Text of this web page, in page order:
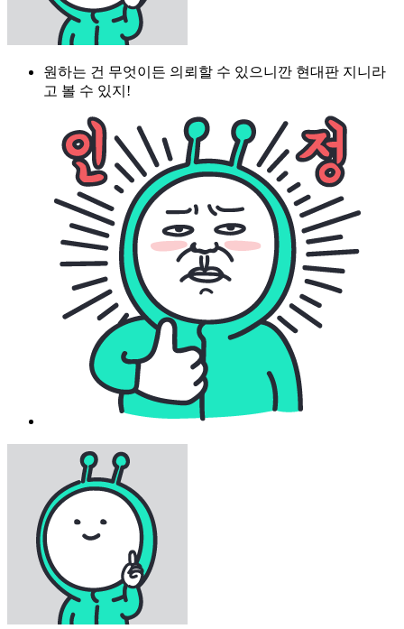
원하는 건 무엇이든 의뢰할 수 있으니깐 현대판 지니라
고 볼 수 있지!